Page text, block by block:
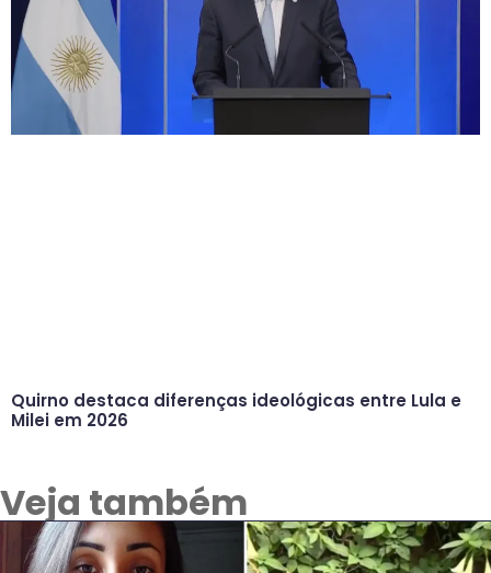
Quirno destaca diferenças ideológicas entre Lula e
Milei em 2026
Veja também